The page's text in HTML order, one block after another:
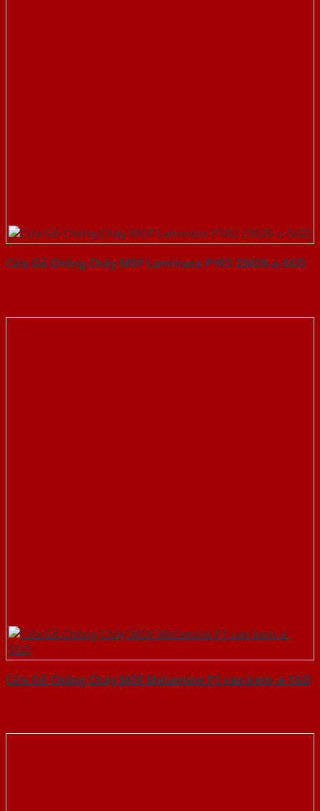
Cửa Gỗ Chống Cháy MDF Laminate P1R2 23029-a-SGD
Cửa Gỗ Chống Cháy MDF Melamine P1 van kem-a-SGD